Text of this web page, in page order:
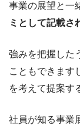
事業の展望と一
ミとして記載さ
強みを把握した
こともできます
を考えて提案す
社員が知る事業